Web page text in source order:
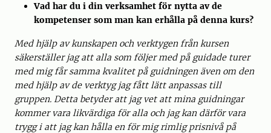
Vad har du i din verksamhet för nytta av de
kompetenser som man kan erhålla på denna kurs?
Med hjälp av kunskapen och verktygen från kursen
säkerställer jag att alla som följer med på guidade turer
med mig får samma kvalitet på guidningen även om den
med hjälp av de verktyg jag fått lätt anpassas till
gruppen. Detta betyder att jag vet att mina guidningar
kommer vara likvärdiga för alla och jag kan därför vara
trygg i att jag kan hålla en för mig rimlig prisnivå på